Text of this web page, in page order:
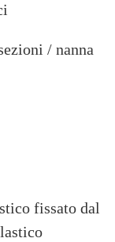
/ nanna
fissato dal